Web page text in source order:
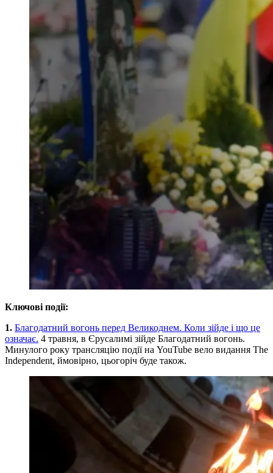
Ключові події:
1. Благодатний вогонь перед Великоднем. Коли зійде і що це
означає. 4 травня, в Єрусалимі зійде Благодатний вогонь.
Минулого року трансляцію події на YouTube вело видання The
Independent, ймовірно, цьогоріч буде також.